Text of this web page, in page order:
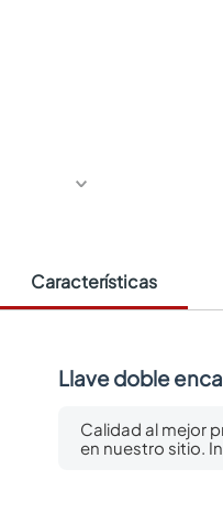
Características
Llave doble
Calidad al mejor
en nuestro sitio.